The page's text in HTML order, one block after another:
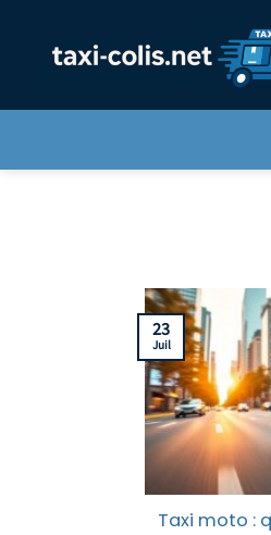
contenu
Taxi moto :
23
Juil